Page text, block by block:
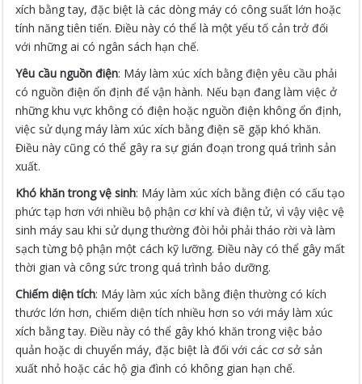
xích bằng tay, đặc biệt là các dòng máy có công suất lớn hoặc
tính năng tiên tiến. Điều này có thể là một yếu tố cản trở đối
với những ai có ngân sách hạn chế.
Yêu cầu nguồn điện: Máy làm xúc xích bằng điện yêu cầu phải
có nguồn điện ổn định để vận hành. Nếu bạn đang làm việc ở
những khu vực không có điện hoặc nguồn điện không ổn định,
việc sử dụng máy làm xúc xích bằng điện sẽ gặp khó khăn.
Điều này cũng có thể gây ra sự gián đoạn trong quá trình sản
xuất.
Khó khăn trong vệ sinh: Máy làm xúc xích bằng điện có cấu tạo
phức tạp hơn với nhiều bộ phận cơ khí và điện tử, vì vậy việc vệ
sinh máy sau khi sử dụng thường đòi hỏi phải tháo rời và làm
sạch từng bộ phận một cách kỹ lưỡng. Điều này có thể gây mất
thời gian và công sức trong quá trình bảo dưỡng.
Chiếm diện tích: Máy làm xúc xích bằng điện thường có kích
thước lớn hơn, chiếm diện tích nhiều hơn so với máy làm xúc
xích bằng tay. Điều này có thể gây khó khăn trong việc bảo
quản hoặc di chuyển máy, đặc biệt là đối với các cơ sở sản
xuất nhỏ hoặc các hộ gia đình có không gian hạn chế.